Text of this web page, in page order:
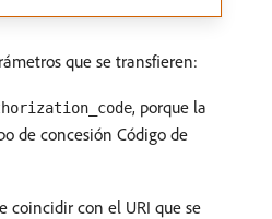
que se transfieren:
, porque la
de concesión Código de
coincidir con el URI que se